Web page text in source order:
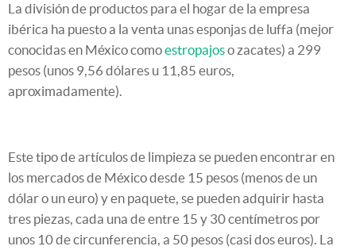
La división de productos para el hogar de la empresa
ibérica ha puesto a la venta unas esponjas de luffa (mejor
conocidas en México comoestropajoso zacates) a 299
pesos (unos 9,56 dólares u 11,85 euros,
aproximadamente).
Este tipo de artículos de limpieza se pueden encontrar en
los mercados de México desde 15 pesos (menos de un
dólar o un euro) y en paquete, se pueden adquirir hasta
tres piezas, cada una de entre 15 y 30 centímetros por
unos 10 de circunferencia, a 50 pesos (casi dos euros). La